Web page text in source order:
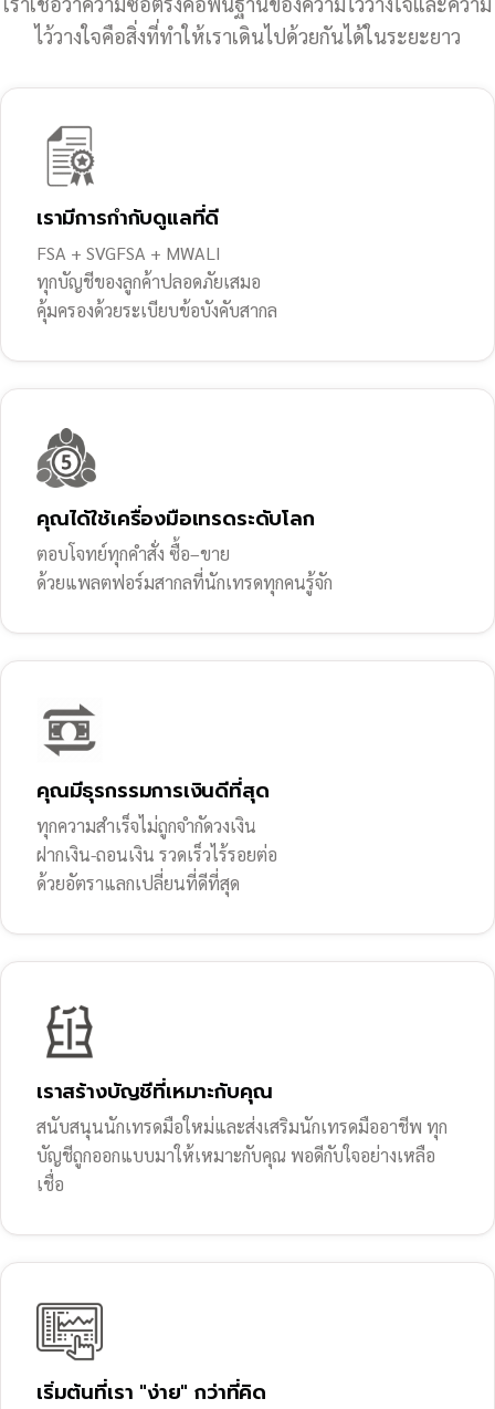
ไว้วางใจคือสิ่งที่ทำให้เราเดินไปด้วยกันได้ในระยะยาว
เรามีการกำกับดูแลที่ดี
FSA + SVGFSA + MWALI
ทุกบัญชีของลูกค้าปลอดภัยเสมอ
คุ้มครองด้วยระเบียบข้อบังคับสากล
คุณได้ใช้เครื่องมือเทรดระดับโลก
ตอบโจทย์ทุกคำสั่ง ซื้อ–ขาย
ด้วยแพลตฟอร์มสากลที่นักเทรดทุกคนรู้จัก
คุณมีธุรกรรมการเงินดีที่สุด
ทุกความสำเร็จไม่ถูกจำกัดวงเงิน
ฝากเงิน-ถอนเงิน รวดเร็วไร้รอยต่อ
ด้วยอัตราแลกเปลี่ยนที่ดีที่สุด
เราสร้างบัญชีที่เหมาะกับคุณ
สนับสนุนนักเทรดมือใหม่และส่งเสริมนักเทรดมืออาชีพ ทุก
บัญชีถูกออกแบบมาให้เหมาะกับคุณ พอดีกับใจอย่างเหลือ
เชื่อ
เริ่มต้นที่เรา "ง่าย" กว่าที่คิด